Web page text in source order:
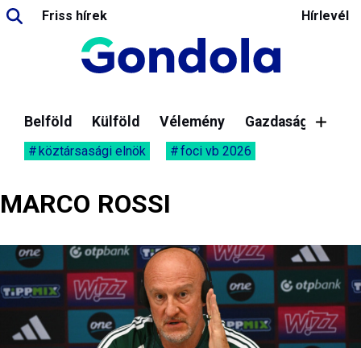
Friss hírek Hírlevél
Belföld Külföld Vélemény Gazdaság
köztársasági elnök foci vb 2026
MARCO ROSSI